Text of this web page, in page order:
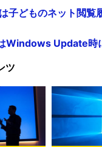
子どものネット閲覧
Update時
ツ